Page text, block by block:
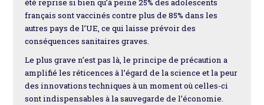
été reprise si bien qu’à peine 25% des adolescents
français sont vaccinés contre plus de 85% dans les
autres pays de l’UE, ce qui laisse prévoir des
conséquences sanitaires graves.
Le plus grave n’est pas là, le principe de précaution a
amplifié les réticences à l’égard de la science et la peur
des innovations techniques à un moment où celles-ci
sont indispensables à la sauvegarde de l’économie.